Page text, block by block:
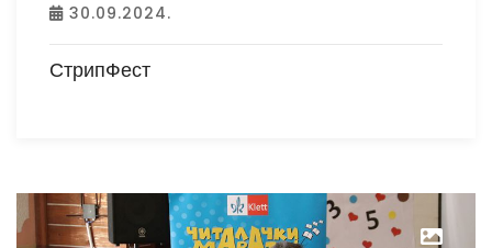
30.09.2024.
СтрипФест